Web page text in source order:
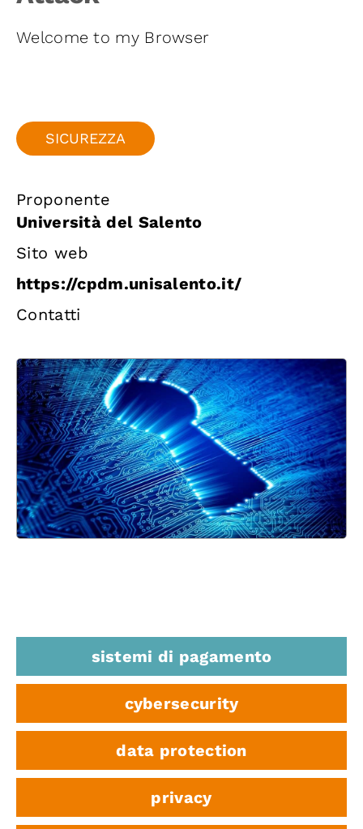
Contatti
Piattaforma SmartCommunities
Welcome to my Browser
SICUREZZA
Proponente
Università del Salento
Sito web
https://cpdm.unisalento.it/
Contatti
sistemi di pagamento
cybersecurity
data protection
privacy